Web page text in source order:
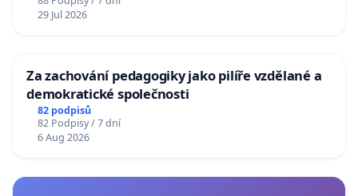
29 Jul 2026
Za zachování pedagogiky jako pilíře vzdělané a
demokratické společnosti
82 podpisů
82 Podpisy / 7 dní
6 Aug 2026